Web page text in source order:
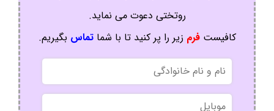
روتختی دعوت می نماید.
کافیستفرم زیر را پر کنید تا با شماتماس بگیریم.
نام
و
نام
خانوادگی
موبایل